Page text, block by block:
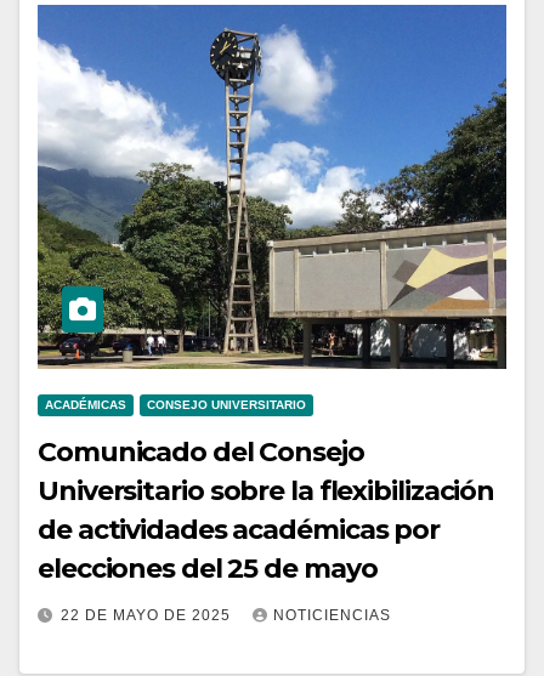
ACADÉMICAS CONSEJO UNIVERSITARIO
Comunicado del Consejo
Universitario sobre la flexibilización
de actividades académicas por
elecciones del 25 de mayo
22 DE MAYO DE 2025 NOTICIENCIAS